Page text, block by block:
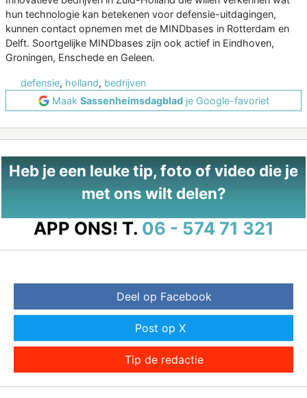
hun technologie kan betekenen voor defensie-uitdagingen,
kunnen contact opnemen met de MINDbases in Rotterdam en
Delft. Soortgelijke MINDbases zijn ook actief in Eindhoven,
Groningen, Enschede en Geleen.
defensie, holland, bedrijven
Maak Sassenheimsdagbladje Google-favoriet
Heb je een leuke tip, foto of video die je
met ons wilt delen?
APP ONS! T. 06 - 574 71 321
Deel op Facebook
Post op X
Tip de redactie